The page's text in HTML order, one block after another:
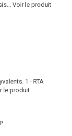
Voir le produit
1 - RTA
le produit